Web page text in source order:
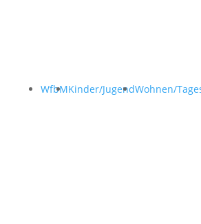
WfbMKinder/JugendWohnen/